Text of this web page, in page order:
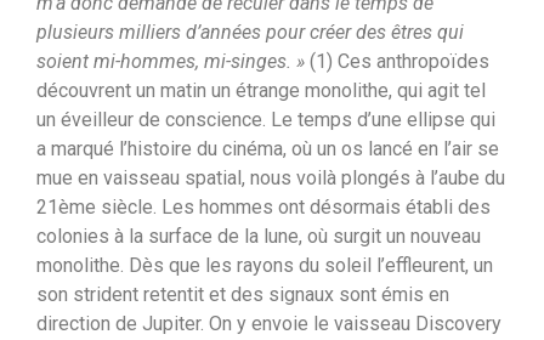
plusieurs milliers d’années pour créer des êtres qui
soient mi-hommes, mi-singes. » (1) Ces anthropoïdes
découvrent un matin un étrange monolithe, qui agit tel
un éveilleur de conscience. Le temps d’une ellipse qui
a marqué l’histoire du cinéma, où un os lancé en l’air se
mue en vaisseau spatial, nous voilà plongés à l’aube du
21ème siècle. Les hommes ont désormais établi des
colonies à la surface de la lune, où surgit un nouveau
monolithe. Dès que les rayons du soleil l’effleurent, un
son strident retentit et des signaux sont émis en
direction de Jupiter. On y envoie le vaisseau Discovery